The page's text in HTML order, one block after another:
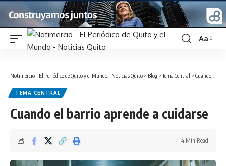
Font
Aa
Notimercio - El Periódico de Quito y el Mundo - Noticias Quito > Blog >Tema Central > Cuando el barrio aprende a cuidarse
TEMA CENTRAL
Cuando el barrio aprende a cuidarse
4 Min Read